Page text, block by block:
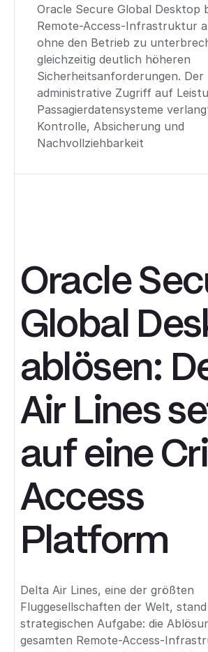
Oracle Secure Global Desktop
Remote-Access-Infrastruktur
ohne den Betrieb zu
gleichzeitig deutlich höheren
Sicherheitsanforderungen. Der
administrative Zugriff auf
Passagierdatensysteme
Kontrolle, Absicherung und
Nachvollziehbarkeit
Oracle
Global
ablösen:
Air Lines
auf eine
Access
Platform
Delta Air Lines, eine der größten
Fluggesellschaften der Welt,
strategischen Aufgabe: die
gesamten Remote-Access-